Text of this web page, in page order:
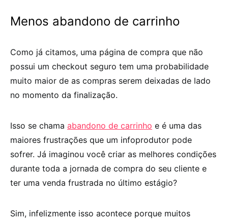
Menos abandono de carrinho
Como já citamos, uma página de compra que não
possui um checkout seguro tem uma probabilidade
muito maior de as compras serem deixadas de lado
no momento da finalização.
Isso se chama abandono de carrinho e é uma das
maiores frustrações que um infoprodutor pode
sofrer. Já imaginou você criar as melhores condições
durante toda a jornada de compra do seu cliente e
ter uma venda frustrada no último estágio?
Sim, infelizmente isso acontece porque muitos